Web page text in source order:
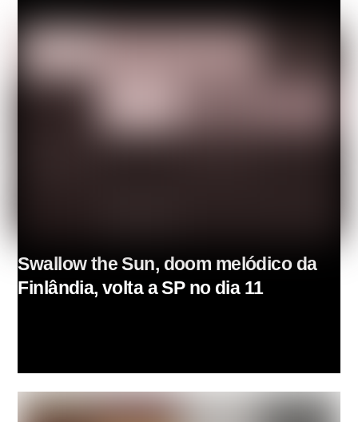
Swallow the Sun, doom melódico da
Finlândia, volta a SP no dia 11